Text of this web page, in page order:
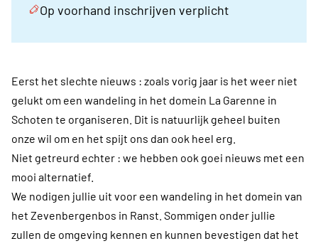
Op voorhand inschrijven verplicht
Eerst het slechte nieuws : zoals vorig jaar is het weer niet
gelukt om een wandeling in het domein La Garenne in
Schoten te organiseren. Dit is natuurlijk geheel buiten
onze wil om en het spijt ons dan ook heel erg.
Niet getreurd echter : we hebben ook goei nieuws met een
mooi alternatief.
We nodigen jullie uit voor een wandeling in het domein van
het Zevenbergenbos in Ranst. Sommigen onder jullie
zullen de omgeving kennen en kunnen bevestigen dat het